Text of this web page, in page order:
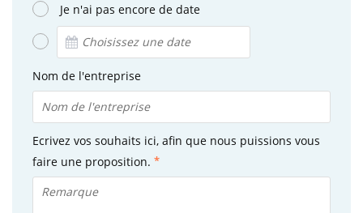
Je n'ai pas encore de date
Nom de l'entreprise
Ecrivez vos souhaits ici, afin que nous puissions vous
faire une proposition.